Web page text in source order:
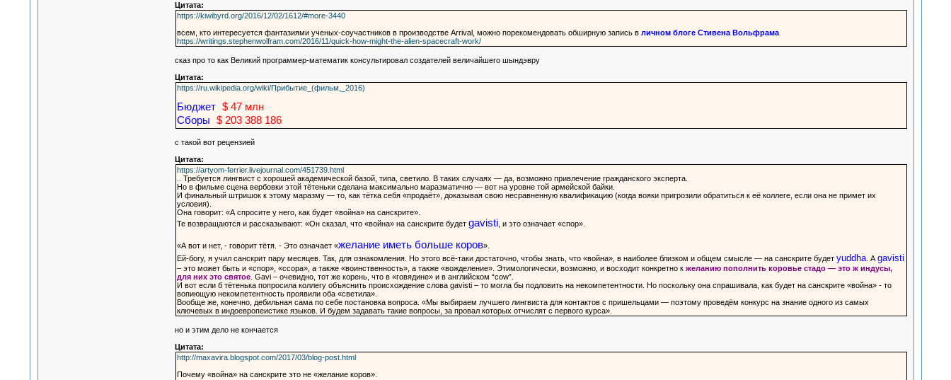
Цитата:
https://kiwibyrd.org/2016/12/02/1612/#more-3440
всем, кто интересуется фантазиями ученых-соучастников в производстве Arrival, можно порекомендовать обширную запись в личном блоге Стивена Вольфрама
https://writings.stephenwolfram.com/2016/11/quick-how-might-the-alien-spacecraft-work/
сказ про то как Великий программер-математик консультировал создателей величайшего шындэвру
Цитата:
https://ru.wikipedia.org/wiki/Прибытие_(фильм,_2016)
Бюджет $ 47 млн
Сборы
$ 203 388 186
с такой вот рецензией
Цитата:
https://artyom-ferrier.livejournal.com/451739.html
.. Требуется лингвист с хорошей академической базой, типа, светило. В таких случаях — да, возможно привлечение гражданского эксперта.
Но в фильме сцена вербовки этой тётеньки сделана максимально маразматично — вот на уровне той армейской байки.
И финальный штришок к этому маразму — то, как тётка себя «продаёт», доказывая свою несравненную квалификацию (когда вояки пригрозили обратиться к её коллеге, если она не примет их
условия).
Она говорит: «А спросите у него, как будет «война» на санскрите».
Те возвращаются и рассказывают: «Он сказал, что «война» на санскрите будет gavisti , и это означает «спор».
«А вот и нет, - говорит тётя. - Это означает «желание иметь больше коров».
Ей-богу, я учил санскрит пару месяцев. Так, для ознакомления. Но этого всё-таки достаточно, чтобы знать, что «война», в наиболее близком и общем смысле — на санскрите будет yuddha. А gavisti
– это может быть и «спор», «ссора», а также «воинственность», а также «вожделение». Этимологически, возможно, и восходит конкретно к желанию пополнить коровье стадо — это ж индусы,
для них это святое. Gavi – очевидно, тот же корень, что в «говядине» и в английском “cow”.
И вот если б тётенька попросила коллегу объяснить происхождение слова gavisti – то могла бы подловить на некомпетентности. Но поскольку она спрашивала, как будет на санскрите «война» - то
вопиющую некомпетентность проявили оба «светила».
Вообще же, конечно, дебильная сама по себе постановка вопроса. «Мы выбираем лучшего лингвиста для контактов с пришельцами — поэтому проведём конкурс на знание одного из самых
ключевых в индоевропеистике языков. И будем задавать такие вопросы, за провал которых отчислят с первого курса».
но и этим дело не кончается
Цитата:
http://maxavira.blogspot.com/2017/03/blog-post.html
Почему «война» на санскрите это не «желание коров».